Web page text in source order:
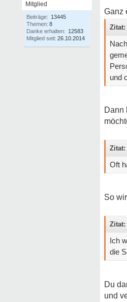
Mitglied
Beiträge: 13445
Themen: 8
Danke erhalten: 12583
Mitglied seit: 26.10.2014
Ganz
Zitat:
und
Dann
Zitat:
Oft
So
Zitat:
Ich
die
Du
und